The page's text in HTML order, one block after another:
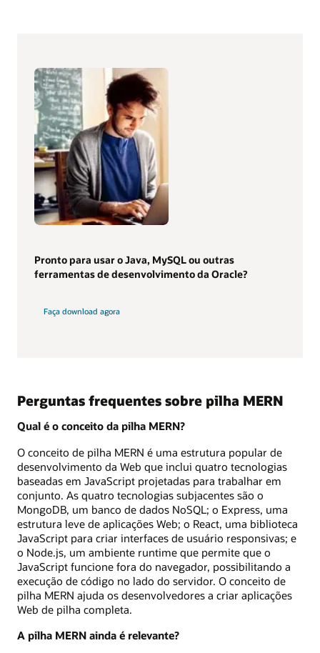
Pronto para usar o Java, MySQL ou outras
ferramentas de desenvolvimento da Oracle?
Faça download agora
Perguntas frequentes sobre pilha MERN
Qual é o conceito da pilha MERN?
O conceito de pilha MERN é uma estrutura popular de
desenvolvimento da Web que inclui quatro tecnologias
baseadas em JavaScript projetadas para trabalhar em
conjunto. As quatro tecnologias subjacentes são o
MongoDB, um banco de dados NoSQL; o Express, uma
estrutura leve de aplicações Web; o React, uma biblioteca
JavaScript para criar interfaces de usuário responsivas; e
o Node.js, um ambiente runtime que permite que o
JavaScript funcione fora do navegador, possibilitando a
execução de código no lado do servidor. O conceito de
pilha MERN ajuda os desenvolvedores a criar aplicações
Web de pilha completa.
A pilha MERN ainda é relevante?